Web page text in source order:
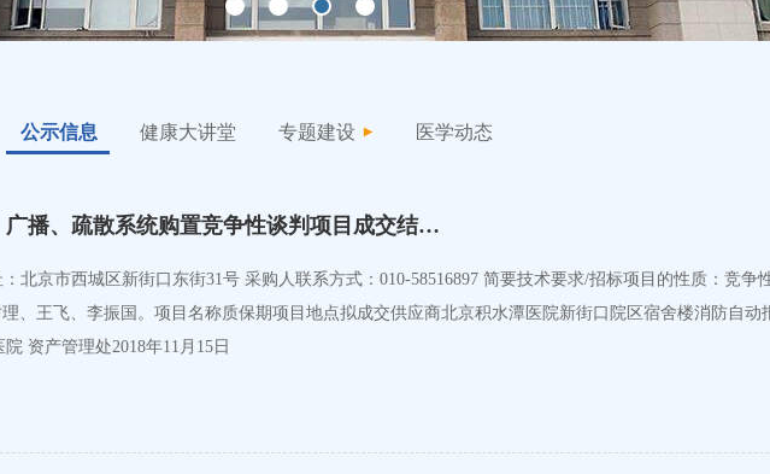
公示信息 健康大讲堂 专题建设 医学动态
播、疏散系统购置竞争性谈判项目成交结…
、王飞、李振国。项目名称质保期项目地点拟成交供应商北京积水潭医院新街口院区宿舍楼消防自
消防工程有限公司 北京积水潭医院 资产管理处2018年11月15日